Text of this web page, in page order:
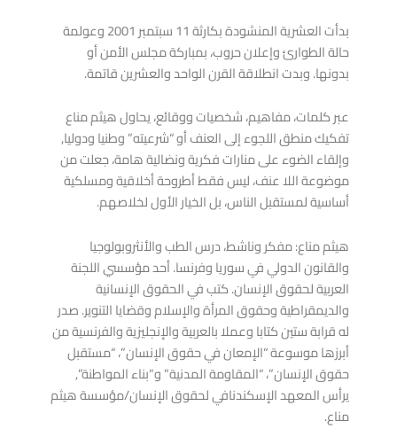
بدأت العشرية المنشودة بكارثة 11 سبتمبر 2001 وعولمة
حالة الطوارئ وإعلان حروب، بمباركة مجلس الأمن أو
بدونها. وبدت انطلاقة القرن الواحد والعشرين قاتمة.
عبر كلمات، مفاهيم، شخصيات ووقائع، يحاول هيثم مناع
تفكيك منطق اللجوء إلى العنف أو “شرعيته” وطنيا ودوليا,
وإلقاء الضوء على منارات فكرية ونضالية هامة، جعلت من
موضوعة اللا عنف، ليس فقط أطروحة أخلاقية ومسلكية
أساسية لمستقبل الناس، بل الخيار الأول لخلاصهم.
هيثم مناع: مفكر وناشط، درس الطب والأنثروبولوجيا
والقانون الدولي في سوريا وفرنسا. أحد مؤسسي اللجنة
العربية لحقوق الإنسان. كتب في الحقوق الإنسانية
والديمقراطية وحقوق المرأة والإسلام وقضايا التنوير. صدر
له قرابة ستين كتابا وعملا بالعربية والإنجليزية والفرنسية من
أبرزها موسوعة “الإمعان في حقوق الإنسان”، “مستقبل
حقوق الإنسان”، “المقاومة المدنية” و”بناء المواطنة”,
يرأس المعهد الإسكندنافي لحقوق الإنسان/مؤسسة هيثم
مناع.